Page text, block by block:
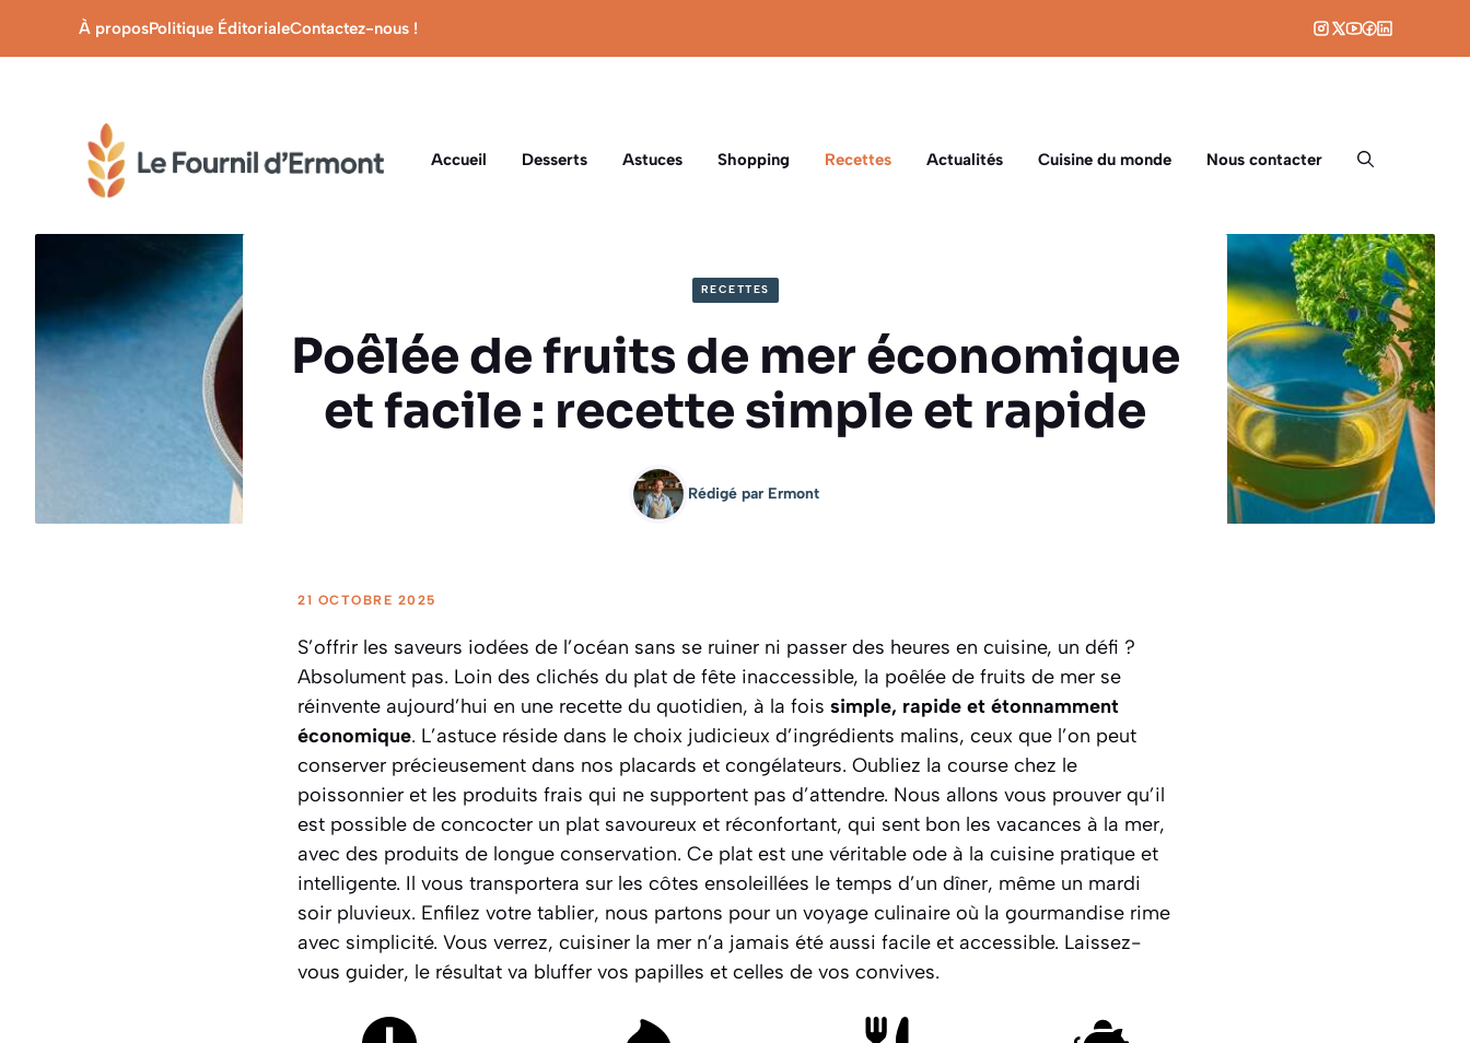
À proposPolitique ÉditorialeContactez-nous !
Accueil Desserts Astuces Shopping Recettes Actualités Cuisine du monde Nous contacter
RECETTES
Poêlée de fruits de mer économique
et facile : recette simple et rapide
Rédigé par Ermont
21 OCTOBRE 2025
S’offrir les saveurs iodées de l’océan sans se ruiner ni passer des heures en cuisine, un défi ?
Absolument pas. Loin des clichés du plat de fête inaccessible, la poêlée de fruits de mer se
réinvente aujourd’hui en une recette du quotidien, à la fois simple, rapide et étonnamment
économique. L’astuce réside dans le choix judicieux d’ingrédients malins, ceux que l’on peut
conserver précieusement dans nos placards et congélateurs. Oubliez la course chez le
poissonnier et les produits frais qui ne supportent pas d’attendre. Nous allons vous prouver qu’il
est possible de concocter un plat savoureux et réconfortant, qui sent bon les vacances à la mer,
avec des produits de longue conservation. Ce plat est une véritable ode à la cuisine pratique et
intelligente. Il vous transportera sur les côtes ensoleillées le temps d’un dîner, même un mardi
soir pluvieux. Enfilez votre tablier, nous partons pour un voyage culinaire où la gourmandise rime
avec simplicité. Vous verrez, cuisiner la mer n’a jamais été aussi facile et accessible. Laissez-
vous guider, le résultat va bluffer vos papilles et celles de vos convives.